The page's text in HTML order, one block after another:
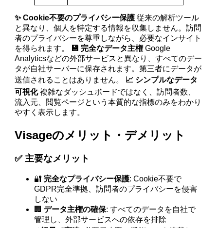
✨ Cookie不要のプライバシー保護 従来の解析ツール
と異なり、個人を特定する情報を収集しません。訪問
者のプライバシーを尊重しながら、必要なインサイト
を得られます。
💾 完全なデータ主権Google
Analyticsなどの外部サービスと異なり、すべてのデー
タが自社サーバーに保存されます。第三者にデータが
送信されることはありません。 📈 シンプルなデータ
可視化複雑なダッシュボードではなく、訪問者数、
流入元、閲覧ページという本質的な指標のみをわかり
やすく表示します。
Visageのメリット・デメリット
✅ 主要なメリット
🔐 完全なプライバシー保護: Cookie不要で
GDPR完全準拠、訪問者のプライバシーを侵害
しない
🏢データ主権の確保: すべてのデータを自社で
管理し、外部サービスへの依存を排除